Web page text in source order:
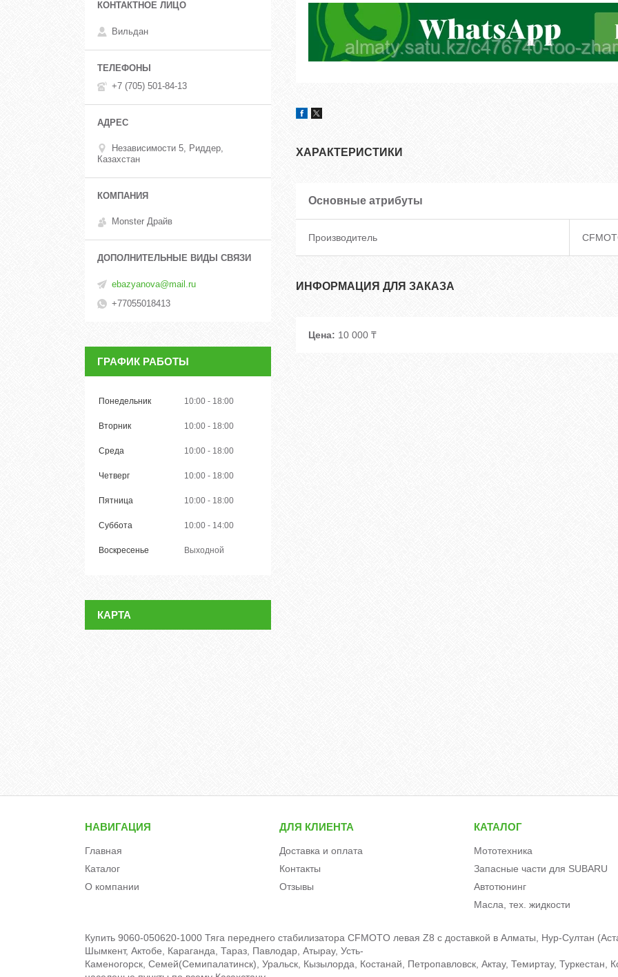
ХАРАКТЕРИСТИКИ
Основные атрибуты
Производитель
ИНФОРМАЦИЯ ДЛЯ ЗАКАЗА
Цена: 10 000 ₸
Вильдан
+7 (705) 501-84-13
Независимости 5, Риддер,
Казахстан
Monster Драйв
ebazyanova@mail.ru
+77055018413
ГРАФИК РАБОТЫ
Понедельник 10:00 18:00
Вторник 10:00 18:00
Среда 10:00 18:00
Четверг 10:00 18:00
Пятница 10:00 18:00
Суббота 10:00 14:00
Воскресенье Выходной
КАРТА
НАВИГАЦИЯ
Главная
Каталог
О компании
ДЛЯ КЛИЕНТА
Доставка и оплата
Контакты
Отзывы
КАТАЛОГ
Мототехника
Запасные части для SUBARU
Автотюнинг
Масла, тех. жидкости
Купить 9060-050620-1000 Тяга переднего стабилизатора CFMOTO левая Z8 c доставкой в Алматы, Нур-Султан
Шымкент, Актобе, Караганда, Тараз, Павлодар, Атырау, Усть-
Каменогорск, Семей(Семипалатинск), Уральск, Кызылорда, Костанай, Петропавловск, Актау, Темиртау, Туркестан,